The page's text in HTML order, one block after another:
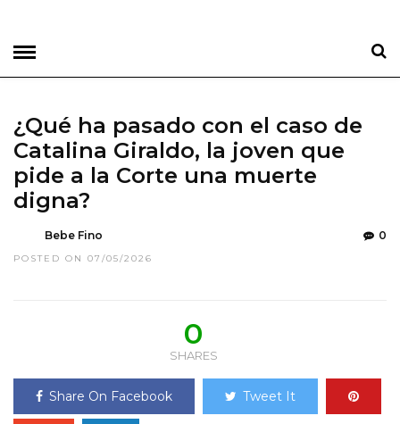
¿Qué ha pasado con el caso de
Catalina Giraldo, la joven que
pide a la Corte una muerte
digna?
Bebe Fino
POSTED ON 07/05/2026
0
0
SHARES
Share On Facebook Tweet It